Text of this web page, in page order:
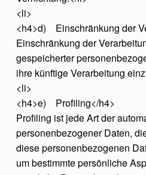
<li>
<h4>d) Einschränkung der
Einschränkung der
gespeicherter
ihre künftige Verarbeitung
<li>
<h4>e) Profiling</h4>
Profiling ist jede Art der
personenbezogener Daten,
diese personenbezogenen
um bestimmte persönliche